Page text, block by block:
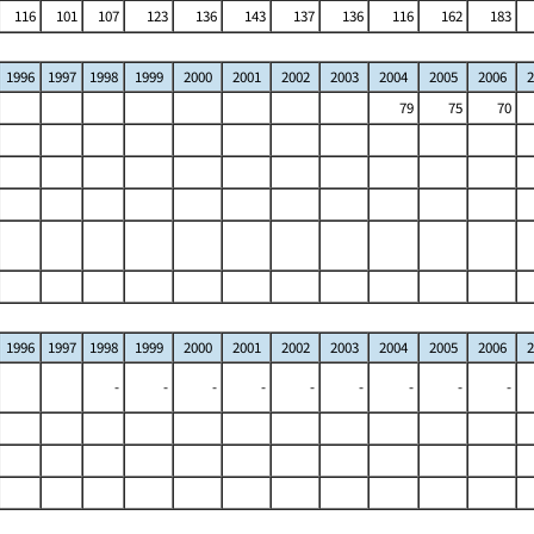
116 101 107 123 136 143 137 136 116 162
183
1996 1997 1998 1999 2000 2001 2002 2003 2004 2005 2006
79 75
70
1996 1997 1998 1999 2000 2001 2002 2003 2004 2005 2006
- - - - - - - -
-